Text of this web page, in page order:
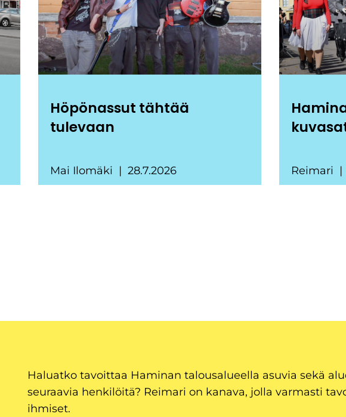
Höpönassut tähtää
tulevaan
Mai Ilomäki 28.7.2026 Reimari
Haluatko tavoittaa Haminan talousalueella asuvia sekä
seuraavia henkilöitä? Reimari on kanava, jolla varmasti
ihmiset.